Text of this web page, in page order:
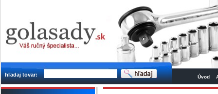
hľadaj tovar: Úvod